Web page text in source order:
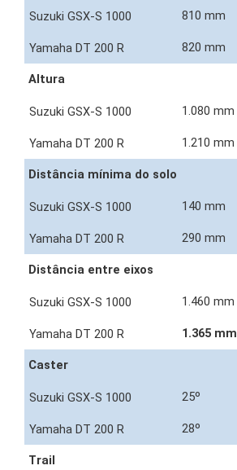
810 mm
820 mm
Altura
1.080 mm
1.210 mm
Distância mínima do solo
140 mm
290 mm
Distância entre eixos
1.460 mm
1.365 mm
Caster
25º
28º
Trail